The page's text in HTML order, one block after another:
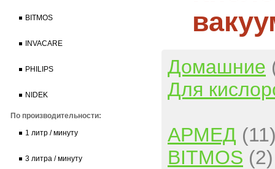
BITMOS
INVACARE
PHILIPS
NIDEK
По производительности:
1 литр / минуту
3 литра / минуту
Домашние
Для
АРМЕД
BITMOS (2)